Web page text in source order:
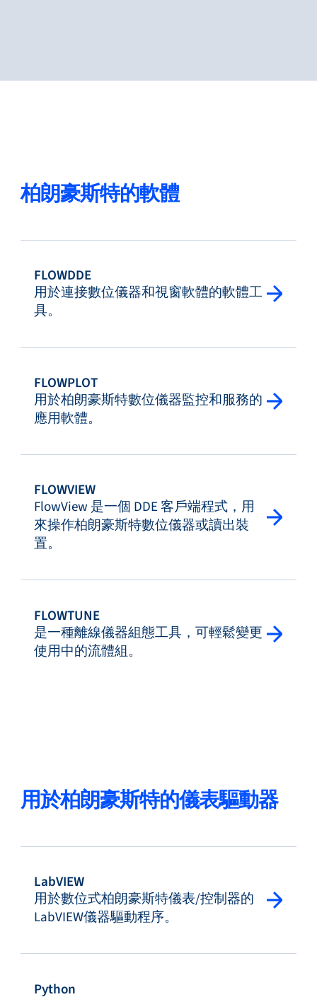
柏朗豪斯特的軟體
FLOWDDE
用於連接數位儀器和視窗軟體的軟體工
具。
FLOWPLOT
用於柏朗豪斯特數位儀器監控和服務的
應用軟體。
FLOWVIEW
FlowView 是一個 DDE 客戶端程式，用
來操作​柏朗豪斯特數位儀器或讀出裝
置。
FLOWTUNE
是一種離線儀器組態工具，可輕鬆變更
使用中的流體組。
用於柏朗豪斯特的儀表驅動器
LabVIEW
用於數位式柏朗豪斯特儀表/控制器的
LabVIEW儀器驅動程序。
Python